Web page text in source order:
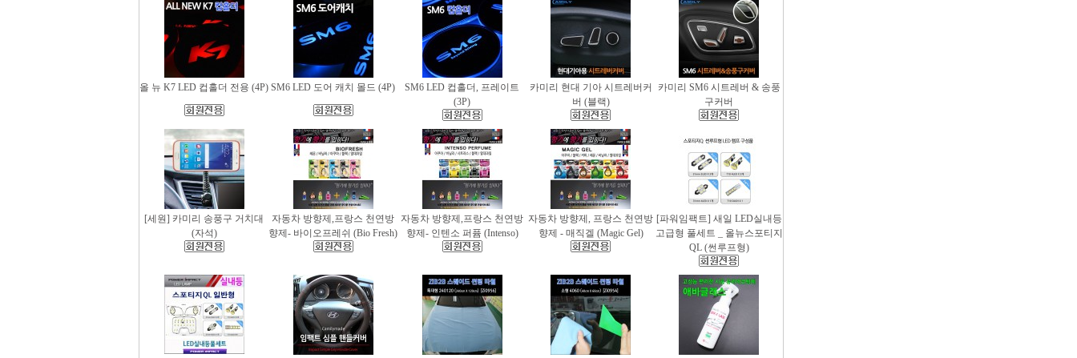
올 뉴 K7 LED 컵홀더 전용 (4P) SM6 LED 도어 캐치 몰드 (4P)
SM6 LED 컵홀더, 프레이트
(3P)
카미리 현대 기아 시트레버커
버 (블랙)
카미리 SM6 시트레버 & 송풍
구커버
[세원] 카미리 송풍구 거치대
(자석)
자동차 방향제,프랑스 천연방
향제- 바이오프레쉬 (Bio Fresh)
자동차 방향제,프랑스 천연방
향제- 인텐소 퍼퓸 (Intenso)
자동차 방향제, 프랑스 천연방
향제 - 매직겔 (Magic Gel)
[파워임팩트] 새일 LED실내등
고급형 풀세트 _ 올뉴스포티지
QL (썬루프형)